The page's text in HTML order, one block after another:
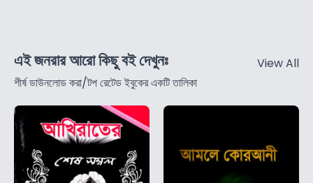
এই জনরার আরো কিছু বই দেখুনঃ
শীর্ষ ডাউনলোড করা/টপ রেটেড ইবুকের একটি তালিকা
View All